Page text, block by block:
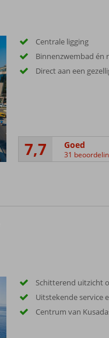
Centrale ligging
Binnenzwembad én
Direct aan een
7,7 Goed
31
Schitterend uitzicht
Uitstekende service
Centrum van